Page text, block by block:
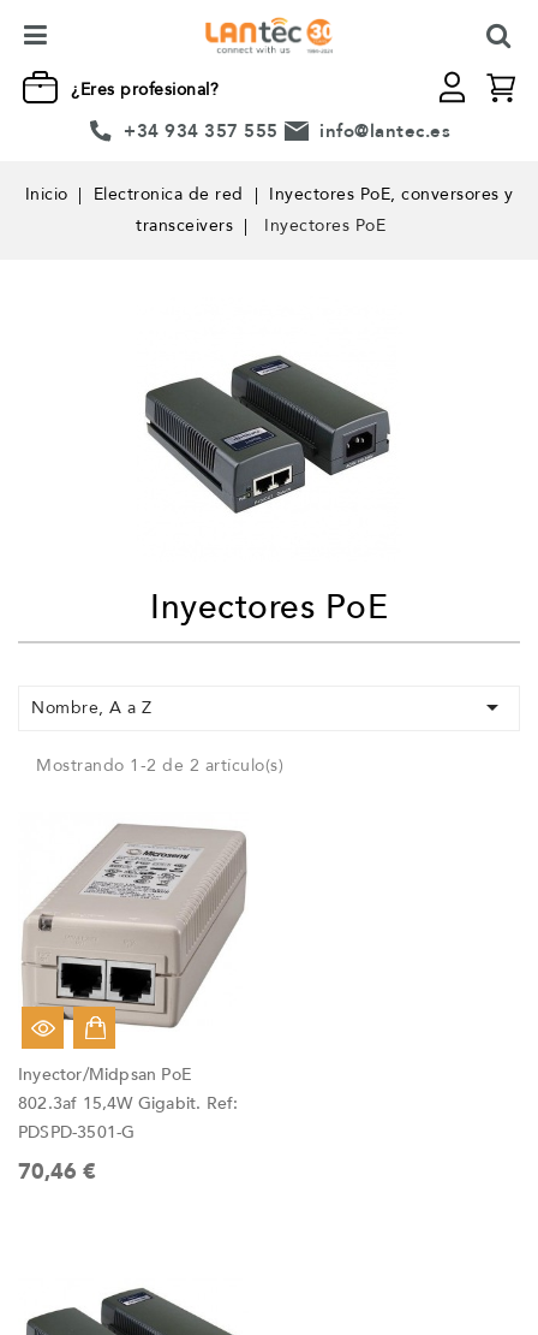
¿Eres profesional?
+34 934 357 555 info@lantec.es
Inicio Electronica de red
Inyectores PoE, conversores y
transceivers
Inyectores PoE
Inyectores PoE
Nombre, A a Z 
Mostrando 1-2 de 2 artículo(s)
Inyector/Midpsan PoE
802.3af 15,4W Gigabit. Ref:
PDSPD-3501-G
70,46 €